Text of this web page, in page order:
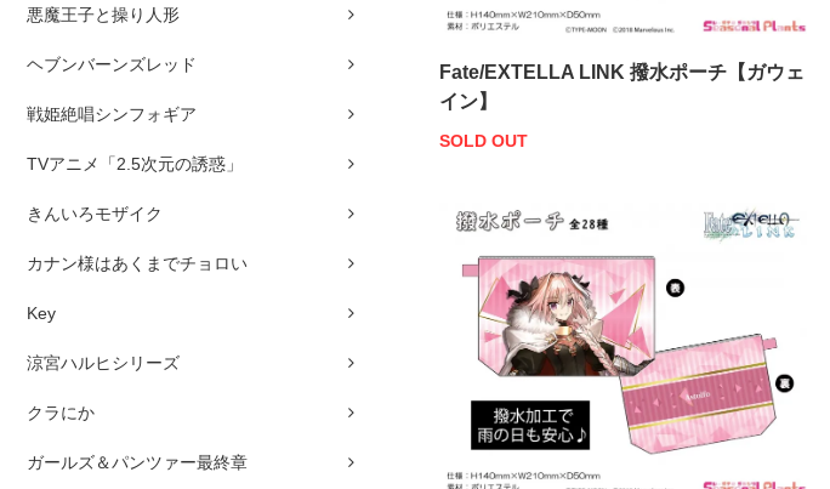
悪魔王子と操り人形
ヘブンバーンズレッド
戦姫絶唱シンフォギア
TVアニメ「2.5次元の誘惑」
きんいろモザイク
カナン様はあくまでチョロい
Key
涼宮ハルヒシリーズ
クラにか
ガールズ＆パンツァー最終章
Fate/EXTELLA LINK 撥水ポーチ【ガウェ
イン】
SOLD OUT